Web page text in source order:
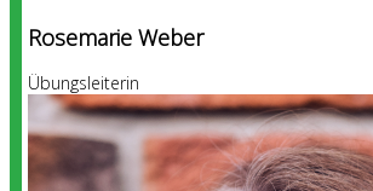
Rosemarie Weber
Übungsleiterin